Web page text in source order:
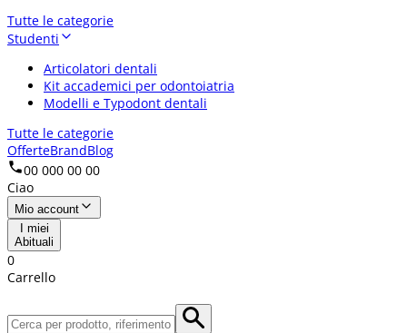
Tutte le categorie
Studenti
Articolatori dentali
Kit accademici per odontoiatria
Modelli e Typodont dentali
Tutte le categorie
OfferteBrandBlog
00 000 00 00
Ciao
Mio account
I miei
Abituali
0
Carrello